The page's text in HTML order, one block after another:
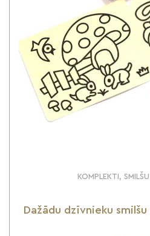
KOMPLEKTI,
Dažādu dzīvnieku